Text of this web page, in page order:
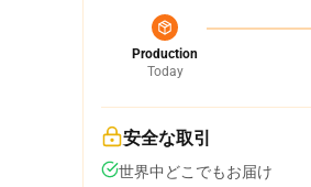
Production
Today
安全な取引
世界中どこでもお届け